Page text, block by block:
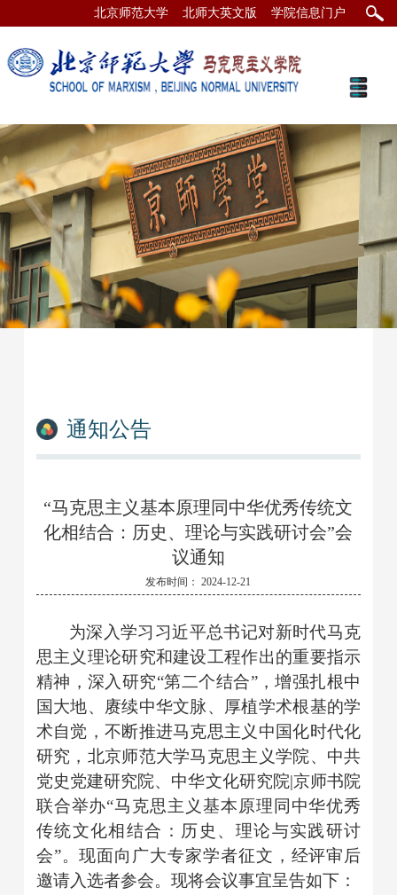
学院信息门户
北师大英文版
北京师范大学
通知公告
“马克思主义基本原理同中华优秀传统文
化相结合：历史、理论与实践研讨会”会
议通知
发布时间： 2024-12-21
为深入学习习近平总书记对新时代马克
思主义理论研究和建设工程作出的重要指示
精神，深入研究“第二个结合”，增强扎根中
国大地、赓续中华文脉、厚植学术根基的学
术自觉，不断推进马克思主义中国化时代化
研究，北京师范大学马克思主义学院、中共
党史党建研究院、中华文化研究院|京师书院
联合举办“马克思主义基本原理同中华优秀
传统文化相结合：历史、理论与实践研讨
会”。现面向广大专家学者征文，经评审后
邀请入选者参会。现将会议事宜呈告如下：